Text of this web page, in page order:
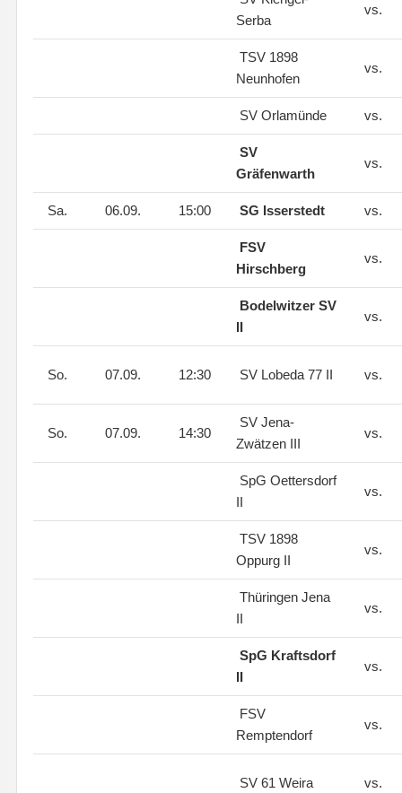
Serba
vs.
TSV 1898
Neunhofen
vs.
SV Orlamünde vs.
SV
Gräfenwarth
vs.
Sa. 06.09. 15:00 SG Isserstedt vs.
FSV
Hirschberg
vs.
Bodelwitzer SV
II
vs.
So. 07.09. 12:30 SV Lobeda 77 II vs.
So. 07.09. 14:30
SV Jena-
Zwätzen III
vs.
SpG Oettersdorf
II
vs.
TSV 1898
Oppurg II
vs.
Thüringen Jena
II
vs.
SpG Kraftsdorf
II
vs.
FSV
Remptendorf
vs.
SV 61 Weira vs.